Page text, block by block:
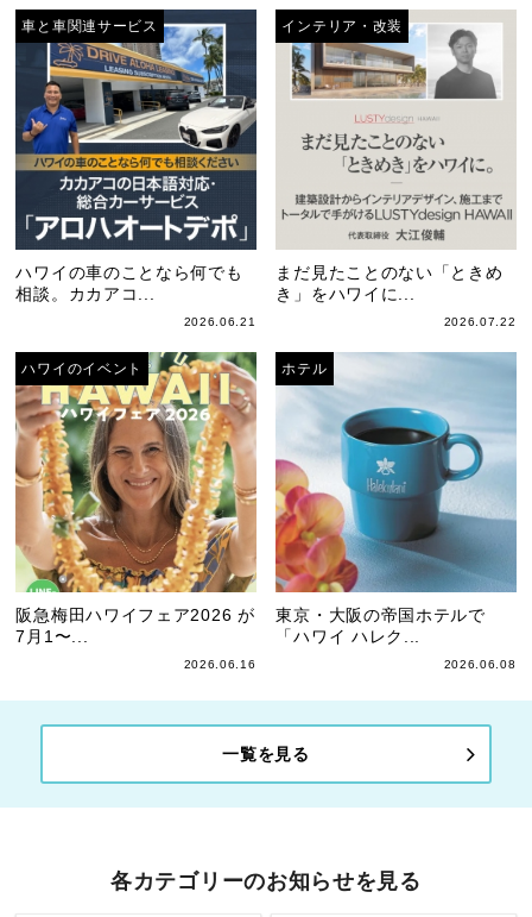
車と車関連サービス
ハワイの車のことなら何でも
相談。カカアコ...
2026.06.21
インテリア・改装
まだ見たことのない「ときめ
き」をハワイに...
2026.07.22
ハワイのイベント
阪急梅田ハワイフェア2026 が
7月1〜...
2026.06.16
ホテル
東京・大阪の帝国ホテルで
「ハワイ ハレク...
2026.06.08
一覧を見る
各カテゴリーのお知らせを見る